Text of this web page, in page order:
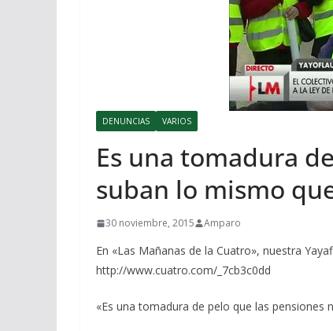
DENUNCIAS VARIOS
Es una tomadura
suban lo mismo
30 noviembre, 2015 Amparo
En «Las Mañanas de la Cuatro», nuestra
http://www.cuatro.com/_7cb3c0dd
«Es una tomadura de pelo que las